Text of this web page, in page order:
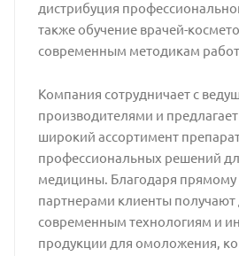
дистрибуция
также обучение врачей-
современным методикам
Компания сотрудничает с
производителями и
широкий ассортимент
профессиональных решений
медицины. Благодаря прямому
партнерами клиенты получают
современным технологиям и
продукции для омоложения,